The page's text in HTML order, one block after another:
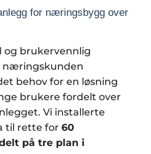
for næringsbygg over
og brukervennlig
næringskunden
behov for en løsning
brukere fordelt over
Vi installerte
til rette for 60
på tre plan i